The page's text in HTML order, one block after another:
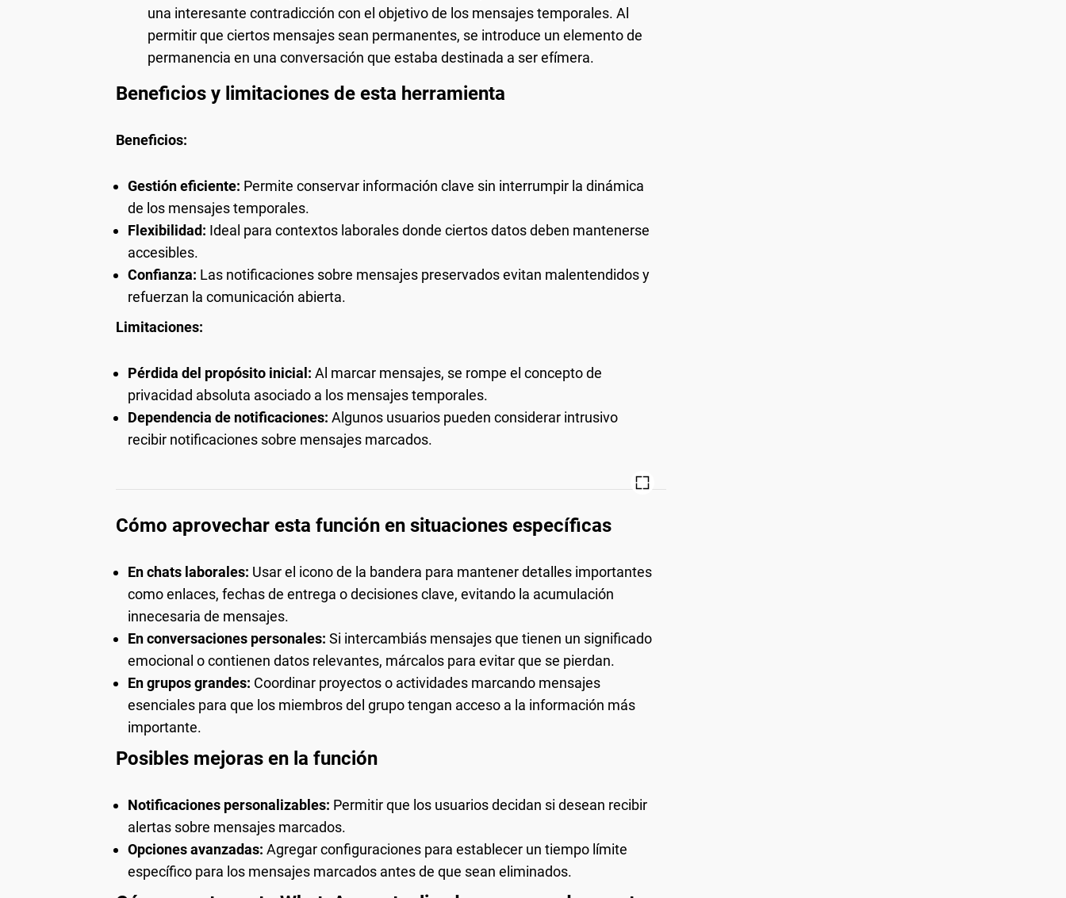
una interesante contradicción con el objetivo de los mensajes temporales. Al
permitir que ciertos mensajes sean permanentes, se introduce un elemento de
permanencia en una conversación que estaba destinada a ser efímera.
Beneficios y limitaciones de esta herramienta
Beneficios:
Gestión eficiente: Permite conservar información clave sin interrumpir la dinámica
de los mensajes temporales.
Flexibilidad: Ideal para contextos laborales donde ciertos datos deben mantenerse
accesibles.
Confianza: Las notificaciones sobre mensajes preservados evitan malentendidos y
refuerzan la comunicación abierta.
Limitaciones:
Pérdida del propósito inicial: Al marcar mensajes, se rompe el concepto de
privacidad absoluta asociado a los mensajes temporales.
Dependencia de notificaciones: Algunos usuarios pueden considerar intrusivo
recibir notificaciones sobre mensajes marcados.
Cómo aprovechar esta función en situaciones específicas
En chats laborales: Usar el icono de la bandera para mantener detalles importantes
como enlaces, fechas de entrega o decisiones clave, evitando la acumulación
innecesaria de mensajes.
En conversaciones personales: Si intercambiás mensajes que tienen un significado
emocional o contienen datos relevantes, márcalos para evitar que se pierdan.
En grupos grandes: Coordinar proyectos o actividades marcando mensajes
esenciales para que los miembros del grupo tengan acceso a la información más
importante.
Posibles mejoras en la función
Notificaciones personalizables: Permitir que los usuarios decidan si desean recibir
alertas sobre mensajes marcados.
Opciones avanzadas: Agregar configuraciones para establecer un tiempo límite
específico para los mensajes marcados antes de que sean eliminados.